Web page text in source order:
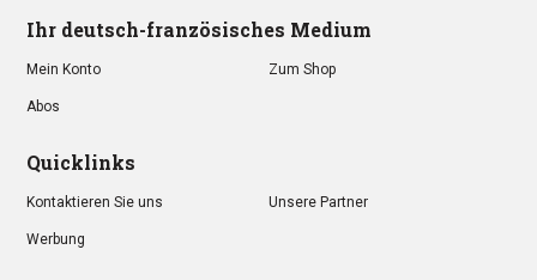
Ihr deutsch-französisches Medium
Mein Konto Zum Shop
Abos
Quicklinks
Kontaktieren Sie uns Unsere Partner
Werbung